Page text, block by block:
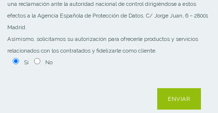
una reclamación ante la autoridad nacional de control dirigiéndose a estos
efectos a la Agencia Española de Protección de Datos, C/ Jorge Juan, 6 – 28001
Madrid.
Asimismo, solicitamos su autorización para ofrecerle productos y servicios
relacionados con los contratados y fidelizarle como cliente.
Sí
No